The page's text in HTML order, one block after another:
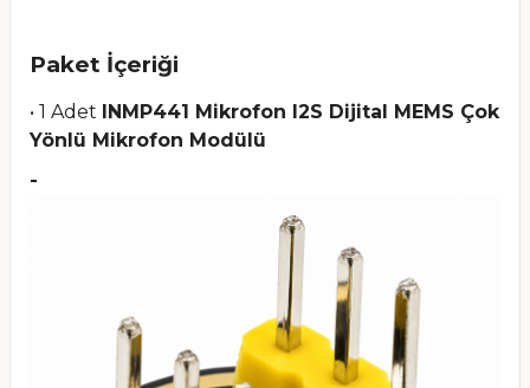
Paket İçeriği
• 1 Adet INMP441 Mikrofon I2S Dijital MEMS Çok
Yönlü Mikrofon Modülü
-